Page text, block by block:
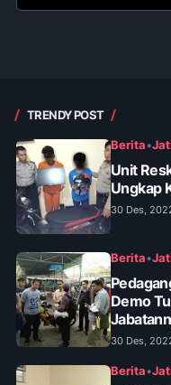
TRENDY POST
Berita•
Unit
Ungkap
30 Des,
Berita•
Demo
30 Des,
Berita•